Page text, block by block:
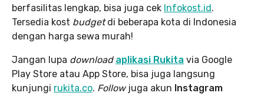
berfasilitas lengkap, bisa juga cek Infokost.id.
Tersedia kost budgetdi beberapa kota di Indonesia
dengan harga sewa murah!
Jangan lupa download aplikasi Rukita via Google
Play Store atau App Store, bisa juga langsung
kunjungi rukita.co. Followjuga akun Instagram